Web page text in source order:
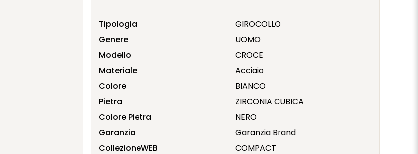
Tipologia
GIROCOLLO
Genere
UOMO
Modello
CROCE
Materiale
Acciaio
Colore
BIANCO
Pietra
ZIRCONIA CUBICA
Colore Pietra
NERO
Garanzia
Garanzia Brand
CollezioneWEB
COMPACT